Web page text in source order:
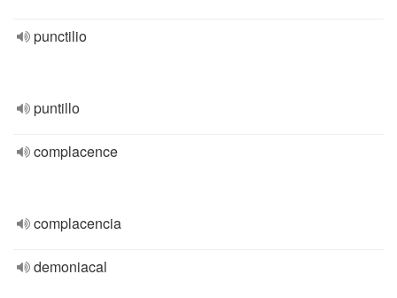
punctilio
puntillo
complacence
complacencia
demoniacal